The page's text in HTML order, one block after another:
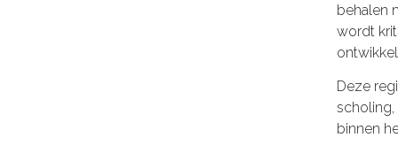
behalen
wordt
Deze
scholing,
binnen